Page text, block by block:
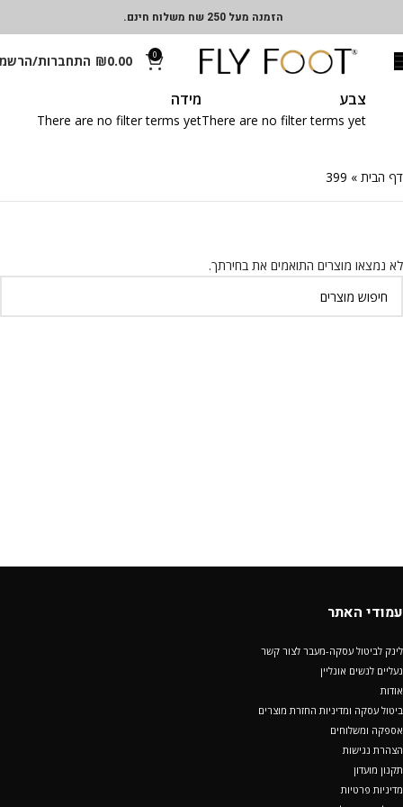
הזמנה מעל 250 שח משלוח חינם.
0
₪0.00 התחברות/
צבע
There are no filter terms yet
מידה
There are no filter terms yet
דף הבית »
399
לא נמצאו מוצרים התואמים את בחירתך.
עמודי האתר
לינק לביטול עסקה-מעבר לצור קשר
נעליים לנשים אונליין
אודות
ביטול עסקה ומדיניות החזרת מוצרים
אספקה ומשלוחים
הצהרת נגישות
תקנון מועדון
מדיניות פרטיות